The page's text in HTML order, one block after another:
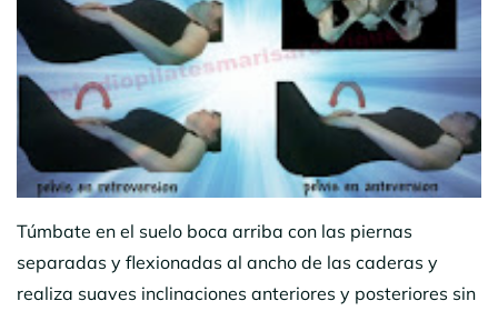
Túmbate en el suelo boca arriba con las piernas
separadas y flexionadas al ancho de las caderas y
realiza suaves inclinaciones anteriores y posteriores sin